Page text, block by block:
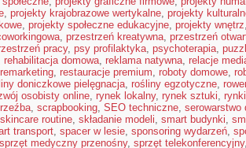
, projekty krajobrazowe wertykalne, projekty
, projekty społeczne edukacyjne, projekty wnętrz
, przestrzeń kreatywna, przestrzeń
pracy, psy profilaktyka, psychoterapia,
rehabilitacja domowa, reklama natywna, relacje
remarketing, restauracje premium, roboty domowe,
doniczkowe pielęgnacja, rośliny egzotyczne,
osobisty online, rynek lokalny, rynek sztuki,
rzeźba, scrapbooking, SEO techniczne, serowarstwo
skincare routine, składanie modeli, smart budynki,
transport, spacer w lesie, sponsoring wydarzeń,
sprzęt medyczny przenośny, sprzęt telekonferencyjny